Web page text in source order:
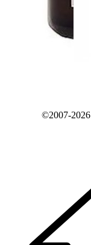
©2007-2026